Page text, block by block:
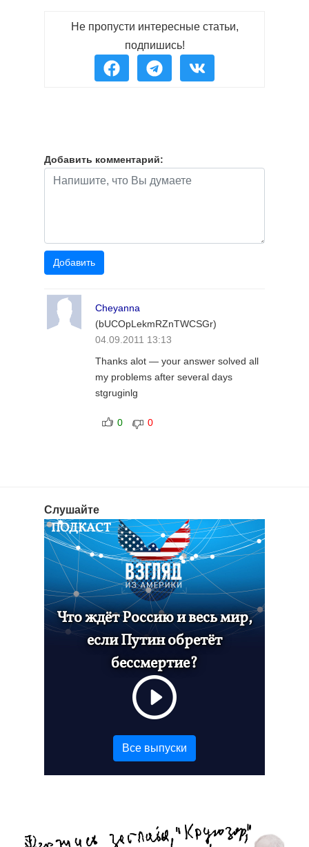
Не пропусти интересные статьи,
подпишись!
Добавить комментарий:
Cheyanna
(bUCOpLekmRZnTWCSGr)
04.09.2011 13:13
Thanks alot — your answer solved all
my problems after several days
stgruginlg
0 0
Слушайте
ПОДКАСТ
Что ждёт Россию и весь мир,
если Путин обретёт
бессмертие?
Все выпуски